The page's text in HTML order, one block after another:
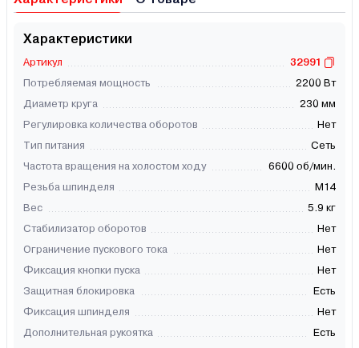
Характеристики
Артикул
32991
Потребляемая мощность
2200 Вт
Диаметр круга
230 мм
Регулировка количества оборотов
Нет
Тип питания
Сеть
Частота вращения на холостом ходу
6600 об/мин.
Резьба шпинделя
М14
Вес
5.9 кг
Стабилизатор оборотов
Нет
Ограничение пускового тока
Нет
Фиксация кнопки пуска
Нет
Защитная блокировка
Есть
Фиксация шпинделя
Нет
Дополнительная рукоятка
Есть